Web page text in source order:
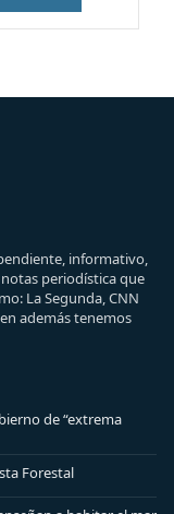
informativo,
periodística que
La Segunda, CNN
además tenemos
de “extrema
Forestal